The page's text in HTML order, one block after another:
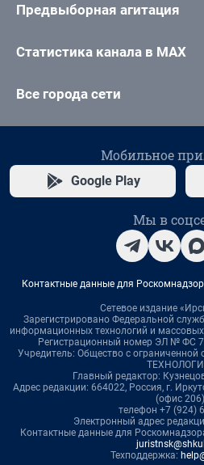
Предвыборная агитация
Статистика канала в MAX
Все города сети
Мобильное
Google Play
Мы в
Контактные данные для
Сетевое издание
Зарегистрировано Федеральной
информационных технологий и
Регистрационный номер ЭЛ № ФС
Учредитель: Общество с
Главный редактор:
Адрес редакции: 664022, Россия, г.
(офис
телефон +7 (924)
Электронный адрес
Контактные данные для
Техподдержка: